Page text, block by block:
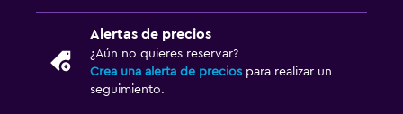
Alertas de precios
¿Aún no quieres reservar?
Crea una alerta de precios para realizar un
seguimiento.